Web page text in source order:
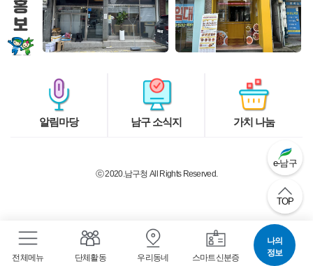
알림마당 남구 소식지 가치 나눔
ⓒ 2020. 남구청 All Rights Reserved.
e-남구
TOP
전체메뉴 단체활동 우리동네 스마트신분증
나의
정보